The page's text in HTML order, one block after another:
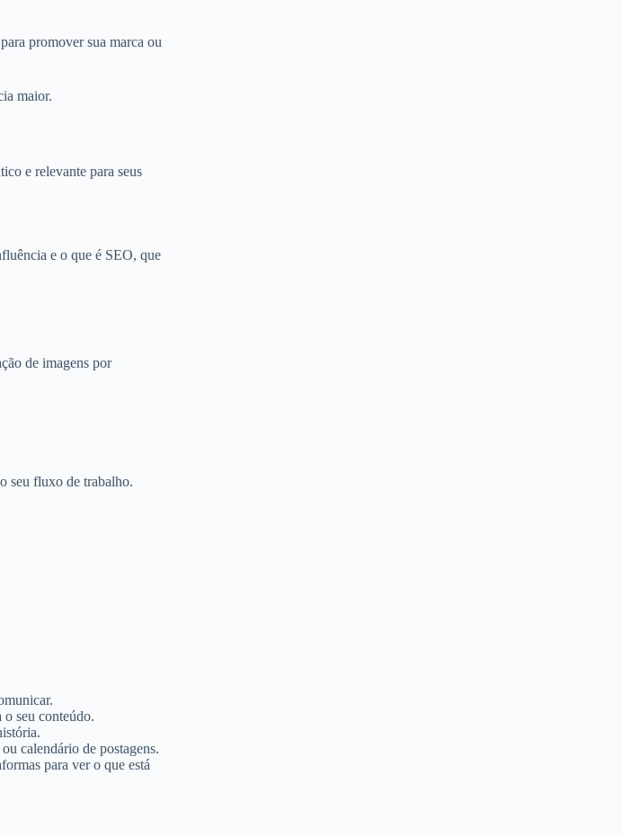
promover sua marca ou
maior.
e relevante para seus
e o que é SEO, que
de imagens por
seu fluxo de trabalho.
o seu conteúdo.
calendário de postagens.
para ver o que está